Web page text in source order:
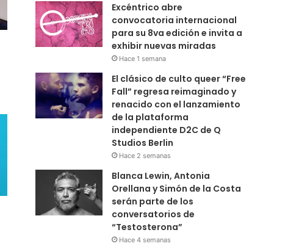
Excéntrico abre
convocatoria internacional
para su 8va edición e invita a
exhibir nuevas miradas
Hace 1 semana
El clásico de culto queer “Free
Fall” regresa reimaginado y
renacido con el lanzamiento
de la plataforma
independiente D2C de Q
Studios Berlin
Hace 2 semanas
Blanca Lewin, Antonia
Orellana y Simón de la Costa
serán parte de los
conversatorios de
“Testosterona”
Hace 4 semanas